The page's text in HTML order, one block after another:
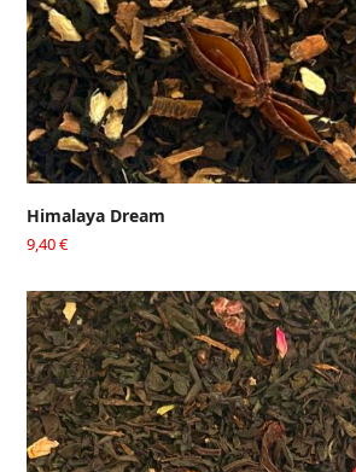
Himalaya Dream
9,40€